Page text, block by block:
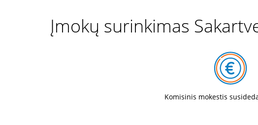
Įmokų surinkimas
Komisinis mokestis